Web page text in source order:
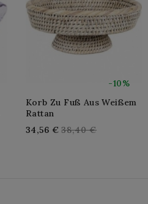
-10%
Korb Zu Fuß Aus Weißem
Rattan
34,56 € Regular
38,40 €